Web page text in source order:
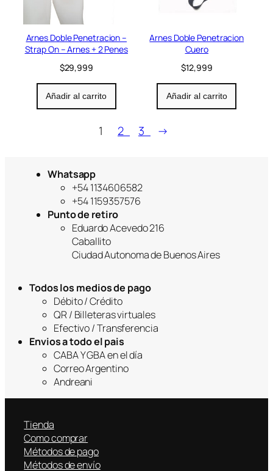
Arnes Doble Penetracion –
Strap On – Arnes + 2 Penes
$29,999
Añadir al carrito
Arnes Doble Penetracion
Cuero
$12,999
Añadir al carrito
1 2 3 →
Whatsapp
+54 1134606582
+54 1159357576
Punto de retiro
Eduardo Acevedo 216
Caballito
Ciudad Autonoma de Buenos Aires
Todos los medios de pago
Débito / Crédito
QR / Billeteras virtuales
Efectivo / Transferencia
Envios a todo el pais
CABA Y GBA en el día
Correo Argentino
Andreani
Tienda
Como comprar
Métodos de pago
Métodos de envío